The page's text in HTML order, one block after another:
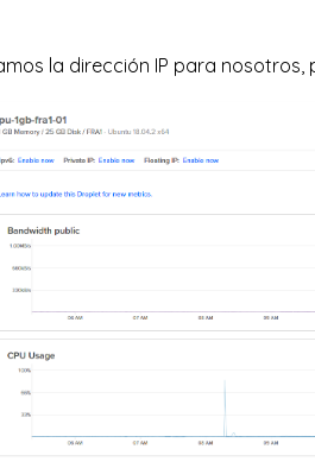
la dirección IP para